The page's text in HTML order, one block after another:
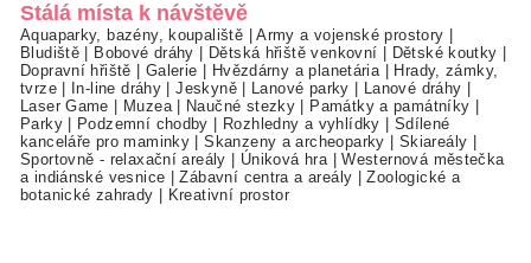
Stálá místa k návštěvě
Aquaparky, bazény, koupaliště |Army a vojenské prostory
Bludiště
Bobové dráhy Dětská hřiště venkovní Dětské koutky
Dopravní hřiště
Galerie Hvězdárny a planetária|
Hrady, zámky,
tvrze| In-line dráhy |Jeskyně| Lanové parky Lanové dráhy
Laser Game
Muzea| Naučné stezky Památky a památníky
Parky| Podzemní chodby Rozhledny a vyhlídky
Sdílené
kanceláře pro maminky |Skanzeny a archeoparky Skiareály
Sportovně - relaxační areály
Úniková hra|Westernová městečka
a indiánské vesnice |Zábavní centra a areály |Zoologické a
botanické zahrady
Kreativní prostor